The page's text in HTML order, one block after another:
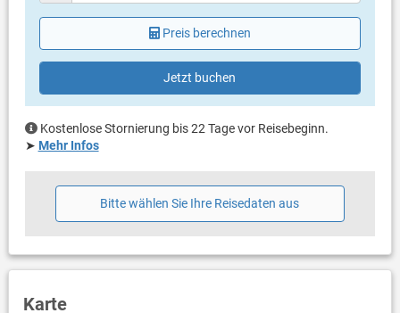
für Allergiker geeignet
Bettwäsche vorhanden
Handtücher vorhanden
Waschmaschine in der Unterkunft
Internet per WLAN
Preis berechnen
Jetzt buchen
Kostenlose Stornierung bis 22 Tage vor Reisebeginn.
➤ Mehr Infos
Bitte wählen Sie Ihre Reisedaten aus
Karte